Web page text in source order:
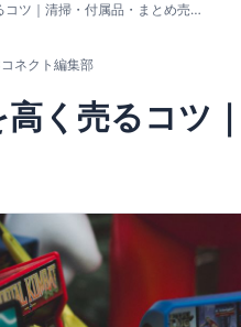
レトロゲームを高く売るコツ｜清掃・付属品・まとめ売りの工夫
ネクト編集部
く売るコツ